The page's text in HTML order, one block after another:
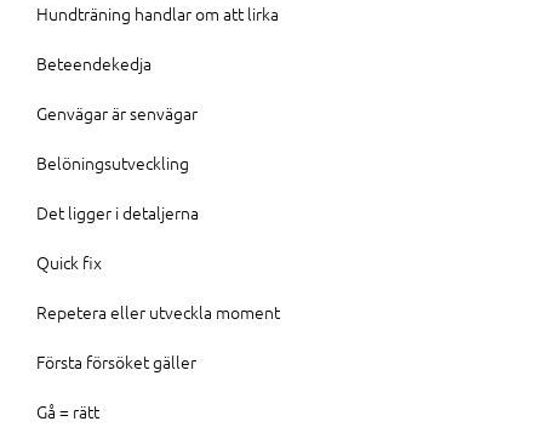
Hundträning handlar om att lirka
Beteendekedja
Genvägar är senvägar
Belöningsutveckling
Det ligger i detaljerna
Quick fix
Repetera eller utveckla moment
Första försöket gäller
Gå = rätt